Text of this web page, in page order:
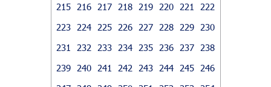
215
216 217 218 219 220 221
222
223
224 225 226 227 228 229
230
231
232 233 234 235 236 237
238
239
240 241 242 243 244 245
246